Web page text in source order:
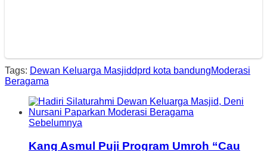
Tags: Dewan Keluarga Masjiddprd kota bandungModerasi
Beragama
Sebelumnya
Kang Asmul Puji Program Umroh “Cau